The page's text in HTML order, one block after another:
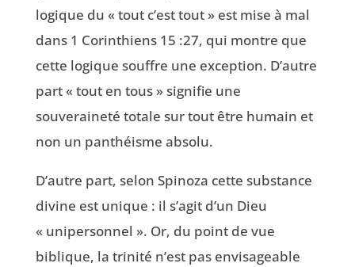
logique du « tout c’est tout » est mise à mal
dans 1 Corinthiens 15 :27, qui montre que
cette logique souffre une exception. D’autre
part « tout en tous » signifie une
souveraineté totale sur tout être humain et
non un panthéisme absolu.
D’autre part, selon Spinoza cette substance
divine est unique : il s’agit d’un Dieu
« unipersonnel ». Or, du point de vue
biblique, la trinité n’est pas envisageable